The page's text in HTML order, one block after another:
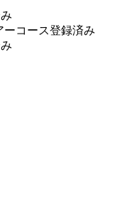
ーコース登録済み